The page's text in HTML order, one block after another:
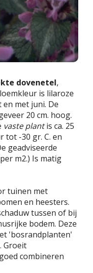
dovenetel,
is lilaroze
en met juni. De
20 cm. hoog.
vaste plantis ca. 25
tot -30 gr. C. en
geadviseerde
m2.) Is matig
tuinen met
en heesters.
tussen of bij
bodem. Deze
'bosrandplanten'
Groeit
combineren